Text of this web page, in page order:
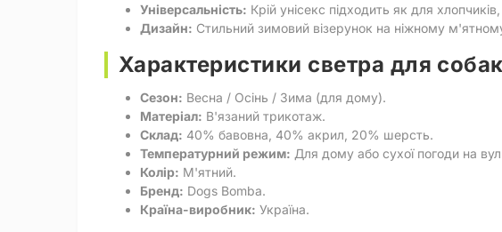
Універсальність: Крій унісекс підходить як для
Дизайн: Стильний зимовий візерунок на ніжному
Характеристики светра для
Сезон: Весна / Осінь / Зима (для дому).
Матеріал: В'язаний трикотаж.
Склад: 40% бавовна, 40% акрил, 20% шерсть.
Температурний режим: Для дому або сухої погоди на
Колір: М'ятний.
Бренд: Dogs Bomba.
Країна-виробник: Україна.